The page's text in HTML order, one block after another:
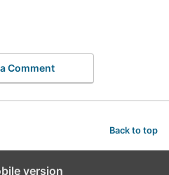
Comment
Back to top
version